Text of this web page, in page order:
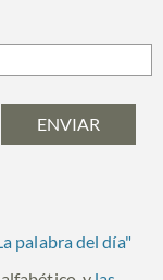
palabra del día"